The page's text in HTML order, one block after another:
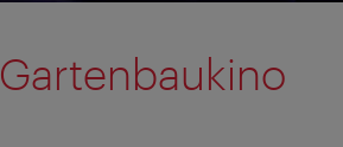
Gartenbaukino